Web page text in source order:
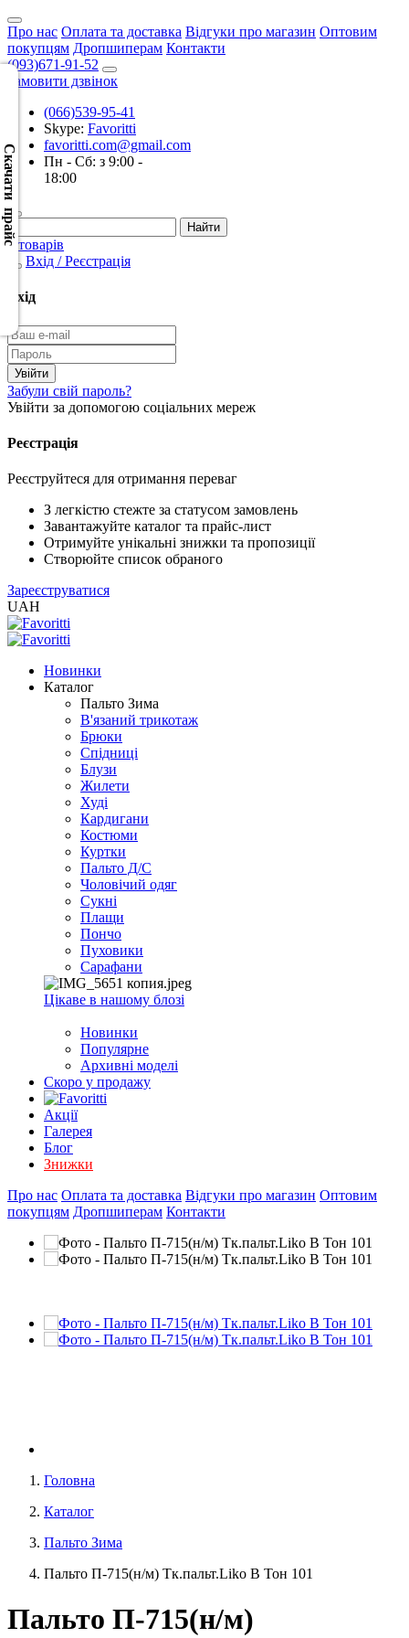
Про нас Оплата та доставка Відгуки про магазин Оптовим
покупцям Дропшиперам Контакти
(093)671-91-52
Замовити дзвінок
(066)539-95-41
Skype: Favoritti
favoritti.com@gmail.com
Пн - Сб: з 9:00 -
18:00
0 товарів
Вхід / Реєстрація
Вхід
Забули свій пароль?
Увійти за допомогою соціальних мереж
Реєстрація
Реєструйтеся для отримання переваг
З легкістю стежте за статусом замовлень
Завантажуйте каталог та прайс-лист
Отримуйте унікальні знижки та пропозиції
Створюйте список обраного
Зареєструватися
UAH
Новинки
Каталог
Пальто Зима
В'язаний трикотаж
Брюки
Спідниці
Блузи
Жилети
Худі
Кардигани
Костюми
Куртки
Пальто Д/С
Чоловічий одяг
Сукні
Плащи
Пончо
Пуховики
Сарафани
Цікаве в нашому блозі
Новинки
Популярне
Архивні моделі
Скоро у продажу
Акції
Галерея
Блог
Знижки
Про нас Оплата та доставка Відгуки про магазин Оптовим
покупцям Дропшиперам Контакти
Головна
Каталог
Пальто Зима
Пальто П-715(н/м) Тк.пальт.Liko В Тон 101
Пальто П-715(н/м)
Скачати прайс
Скачать
XML
(Розн.)
Скачать
XML
(Опт)
CSV
Скачать
CSV
(Опт)
XLS
EXCEL
(Розн.)
XLS
EXCEL
2005
(Опт)
XLSX